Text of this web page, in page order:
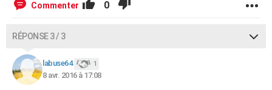
Commenter 0
RÉPONSE 3 / 3
labuse64 1
8 avr. 2016 à 17:08